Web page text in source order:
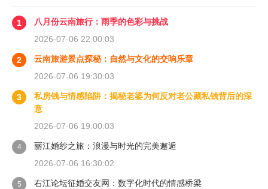
1
八月份云南旅行：雨季的色彩与挑战
2026-07-06 22:00:03
2
云南旅游景点探秘：自然与文化的交响乐章
2026-07-06 19:30:03
3
私房钱与情感陷阱：揭秘老婆为何反对老公藏私钱背后的深
意
2026-07-06 19:00:03
4
丽江婚纱之旅：浪漫与时光的完美邂逅
2026-07-06 16:30:02
5
右江论坛征婚交友网：数字化时代的情感桥梁